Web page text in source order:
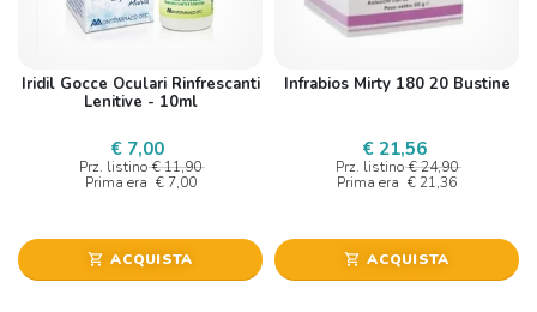
Iridil Gocce Oculari Rinfrescanti
Lenitive - 10ml
€ 7,00
Prz. listino € 11,90
Prima era € 7,00
shopping_cart ACQUISTA
Infrabios Mirty 180 20 Bustine
€ 21,56
Prz. listino € 24,90
Prima era € 21,36
shopping_cart ACQUISTA